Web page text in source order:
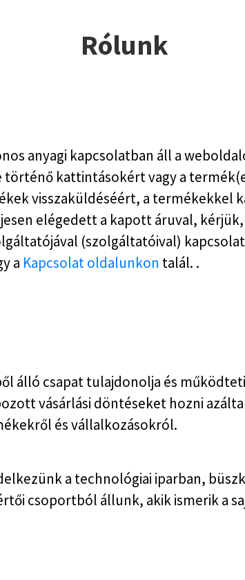
Rólunk
anyagi kapcsolatban áll a
kattintásokért vagy a
visszaküldéséért, a termékekkel
elégedett a kapott áruval,
(szolgáltatóival)
a Kapcsolat oldalunkon talál. .
álló csapat tulajdonolja és
vásárlási döntéseket hozni
és vállalkozásokról.
a technológiai iparban,
csoportból állunk, akik ismerik a